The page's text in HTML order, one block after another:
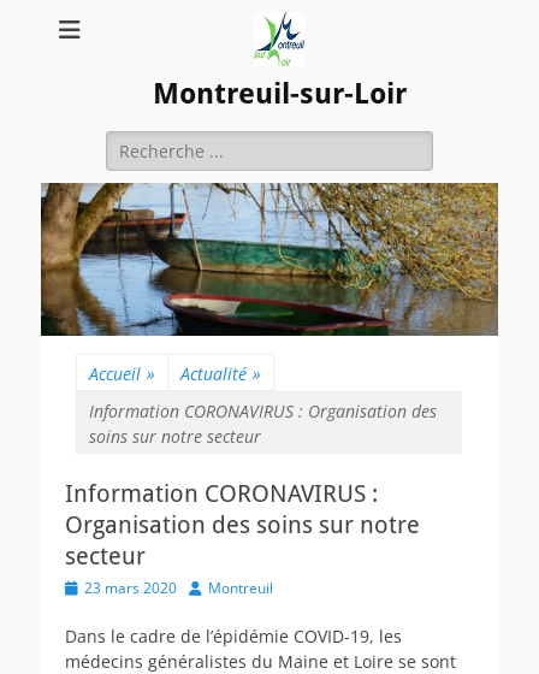
Montreuil-sur-Loir
Rechercher :
Accueil » Actualité »
Information CORONAVIRUS : Organisation des
soins sur notre secteur
Information CORONAVIRUS :
Organisation des soins sur notre
secteur
Posted
23 mars 2020 AuthorMontreuil
Dans le cadre de l’épidémie COVID-19, les
médecins généralistes du Maine et Loire se sont